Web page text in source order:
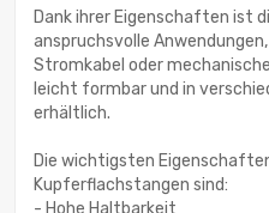
Dank ihrer Eigenschaften ist
anspruchsvolle
Stromkabel oder
leicht formbar und in
erhältlich.
Die wichtigsten
Kupferflachstangen sind: